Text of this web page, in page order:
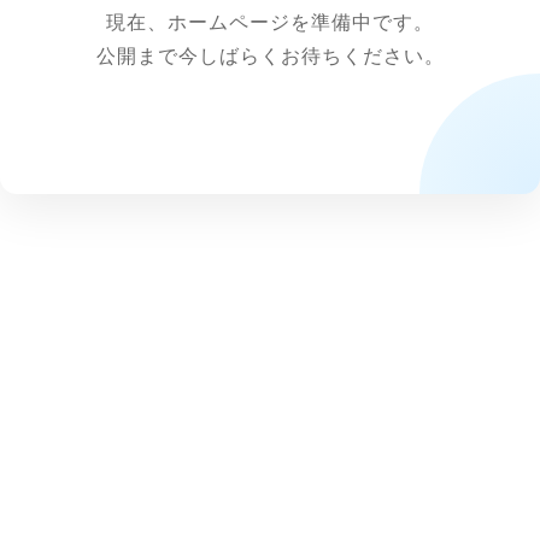
現在、ホームページを準備中です。
公開まで今しばらくお待ちください。